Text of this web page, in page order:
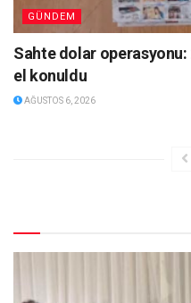
GÜNDEM
Sahte dolar
el konuldu
AĞUSTOS 6, 2026